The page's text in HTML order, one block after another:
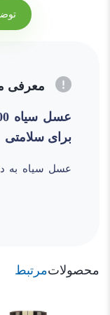
معرفی
برای سلامتی
عسل سیاه به
فردش، یکی از
محصولاتمرتبط